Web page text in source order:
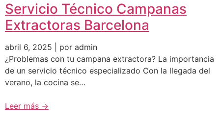
Servicio Técnico Campanas
Extractoras Barcelona
abril 6, 2025 | por admin
¿Problemas con tu campana extractora? La importancia
de un servicio técnico especializado Con la llegada del
verano, la cocina se…
Leer más →